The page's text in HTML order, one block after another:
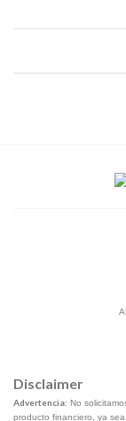
Disclaimer
Advertencia: No
producto financiero, ya